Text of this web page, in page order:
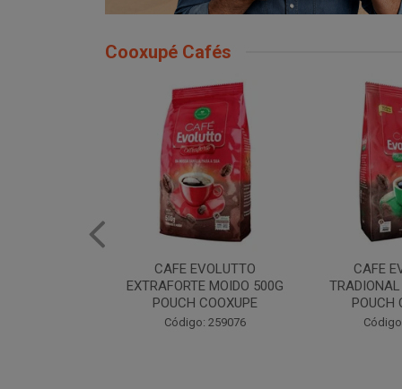
Cooxupé Cafés
CAFE EVOLUTTO PREMIUM
MOIDO 500G COOXUPE
Código: 259094
FILTRO
103